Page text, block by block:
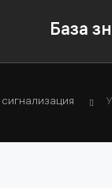
База